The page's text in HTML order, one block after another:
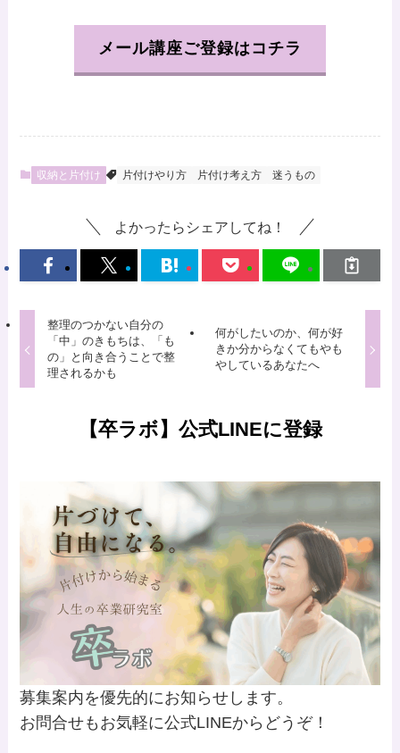
メール講座ご登録はコチラ
収納と片付け 片付けやり方 片付け考え方 迷うもの
よかったらシェアしてね！
整理のつかない自分の
「中」のきもちは、「も
の」と向き合うことで整
理されるかも
何がしたいのか、何が好
きか分からなくてもやも
やしているあなたへ
【卒ラボ】公式LINEに登録
募集案内を優先的にお知らせします。
お問合せもお気軽に公式LINEからどうぞ！